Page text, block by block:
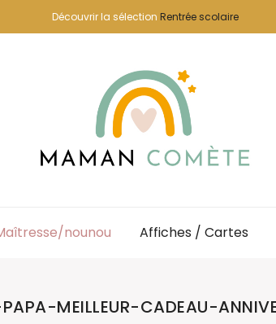
Découvrir la sélection Rentrée scolaire
nounou Affiches / Cartes
MEILLEUR-CADEAU-